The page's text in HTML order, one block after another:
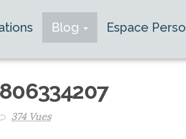
Blog Espace Perso
374 Vues